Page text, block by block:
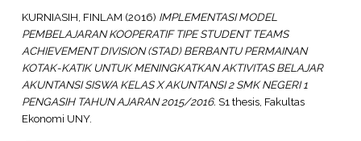
KURNIASIH, FINLAM (2016) IMPLEMENTASI MODEL
PEMBELAJARAN KOOPERATIF TIPE STUDENT TEAMS
ACHIEVEMENT DIVISION (STAD) BERBANTU PERMAINAN
KOTAK-KATIK UNTUK MENINGKATKAN AKTIVITAS BELAJAR
AKUNTANSI SISWA KELAS X AKUNTANSI 2 SMK NEGERI 1
PENGASIH TAHUN AJARAN 2015/2016. S1 thesis, Fakultas
Ekonomi UNY.